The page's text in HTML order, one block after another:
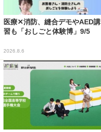
医療✕消防、縫合デモやAED講
習も「おしごと体験博」9/5
2026.8.6